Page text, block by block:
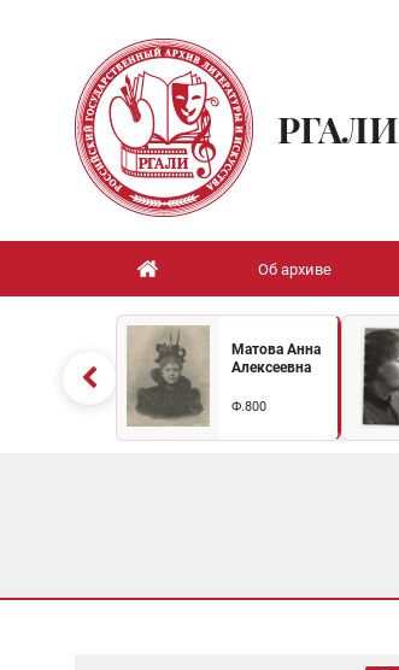
РГАЛИ
Об архиве
Матова Анна
Алексеевна
Ф.800